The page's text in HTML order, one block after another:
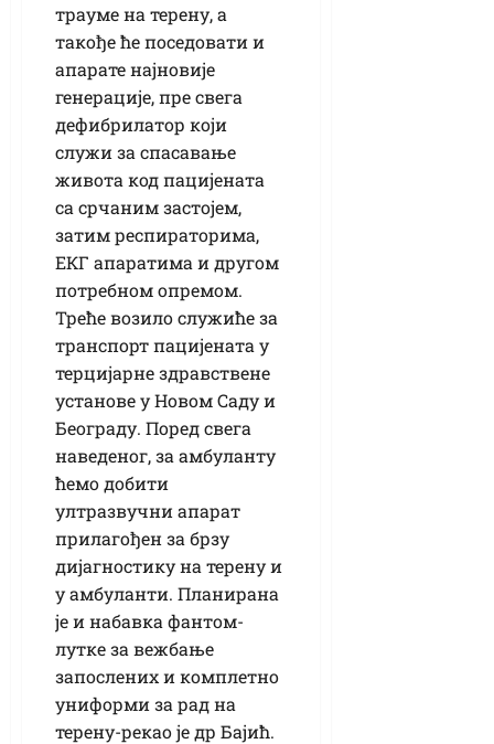
трауме на терену, а
такође ће поседовати и
апарате најновије
генерације, пре свега
дефибрилатор који
служи за спасавање
живота код пацијената
са срчаним застојем,
затим респираторима,
ЕКГ апаратима и другом
потребном опремом.
Треће возило служиће за
транспорт пацијената у
терцијарне здравствене
установе у Новом Саду и
Београду. Поред свега
наведеног, за амбуланту
ћемо добити
ултразвучни апарат
прилагођен за брзу
дијагностику на терену и
у амбуланти. Планирана
је и набавка фантом-
лутке за вежбање
запослених и комплетно
униформи за рад на
терену-рекао је др Бајић.